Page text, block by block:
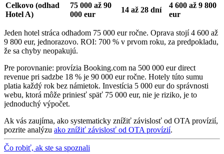
Celkovo (odhad
Hotel A)
75 000 až 90
000 eur
14 až 28 dní
4 600 až 9 800
eur
Jeden hotel stráca odhadom 75 000 eur ročne. Oprava stojí 4 600 až
9 800 eur, jednorazovo. ROI: 700 % v prvom roku, za predpokladu,
že sa chyby neopakujú.
Pre porovnanie: provízia Booking.com na 500 000 eur direct
revenue pri sadzbe 18 % je 90 000 eur ročne. Hotely túto sumu
platia každý rok bez námietok. Investícia 5 000 eur do správnosti
webu, ktorá môže priniesť späť 75 000 eur, nie je riziko, je to
jednoduchý výpočet.
Ak vás zaujíma, ako systematicky znížiť závislosť od OTA provízií,
pozrite analýzu ako znížiť závislosť od OTA provízií.
Čo robiť, ak ste sa spoznali